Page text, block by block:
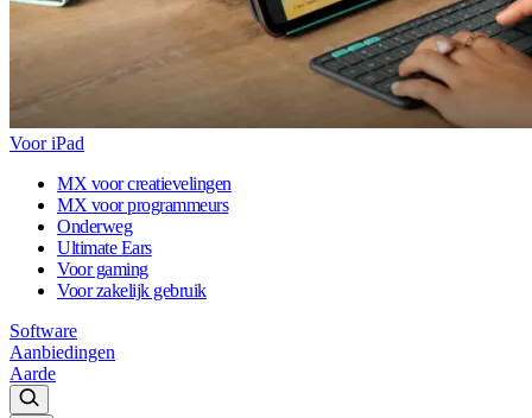
Voor iPad
MX voor creatievelingen
MX voor programmeurs
Onderweg
Ultimate Ears
Voor gaming
Voor zakelijk gebruik
Software
Aanbiedingen
Aarde